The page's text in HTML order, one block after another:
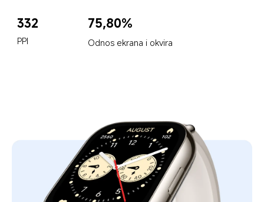
332
PPI
75,80%
Odnos ekrana i okvira